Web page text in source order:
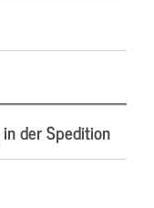
der Spedition